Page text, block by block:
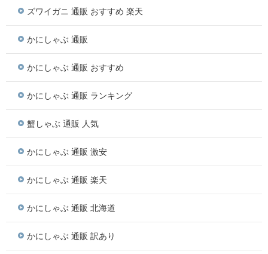
ズワイガニ 通販 おすすめ 楽天
かにしゃぶ 通販
かにしゃぶ 通販 おすすめ
かにしゃぶ 通販 ランキング
蟹しゃぶ 通販 人気
かにしゃぶ 通販 激安
かにしゃぶ 通販 楽天
かにしゃぶ 通販 北海道
かにしゃぶ 通販 訳あり